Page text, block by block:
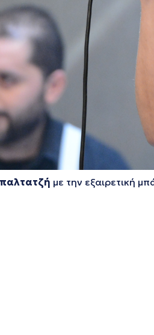
με την εξαιρετική